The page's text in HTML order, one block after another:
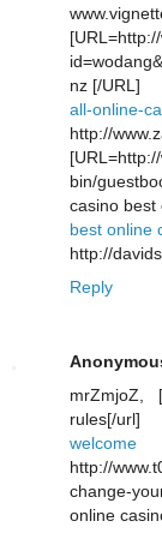
nz [/URL]
all-online-
http://
bin/
casino best
best online
http://
Reply
mrZmjoZ,
rules[/url]
http://
change-
online